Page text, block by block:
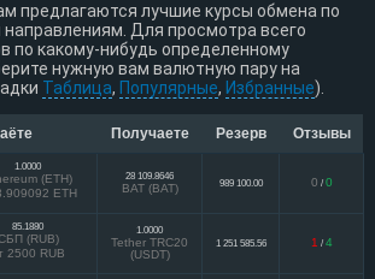
предлагаются лучшие курсы обмена по
Для просмотра всего
по какому-нибудь определенному
нужную вам валютную пару на
Таблица, Популярные, Избранные).
Получаете Резерв Отзывы
1.0000
(ETH)
ETH
28 109.8646
BAT (BAT) 989 100.00 0 / 0
85.1880
(RUB)
2500 RUB
1.0000
Tether TRC20
(USDT)
1 251 585.56 1 / 4